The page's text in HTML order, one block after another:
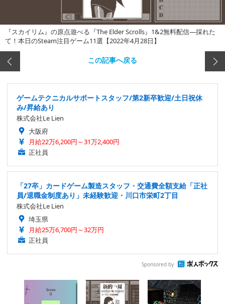
『スカイリム』の原点遊べる『The Elder Scrolls』1&2無料配信―採れた
て！本日のSteam注目ゲーム11選【2022年4月28日】
この記事へ戻る
ゲームテクニカルサポートスタッフ/第2新卒歓迎/土日祝休
み/昇給あり
株式会社Le Lien
大阪府
月給22万6,200円～31万2,400円
正社員
「27卒」カードゲーム製造スタッフ・交通費全額支給「正社
員/退職金制度あり」未経験歓迎・川口市栄町2丁目
株式会社Le Lien
埼玉県
月給25万6,700円～32万円
正社員
Sponsored by